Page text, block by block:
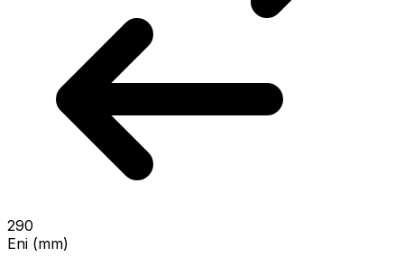
290
Eni (mm)